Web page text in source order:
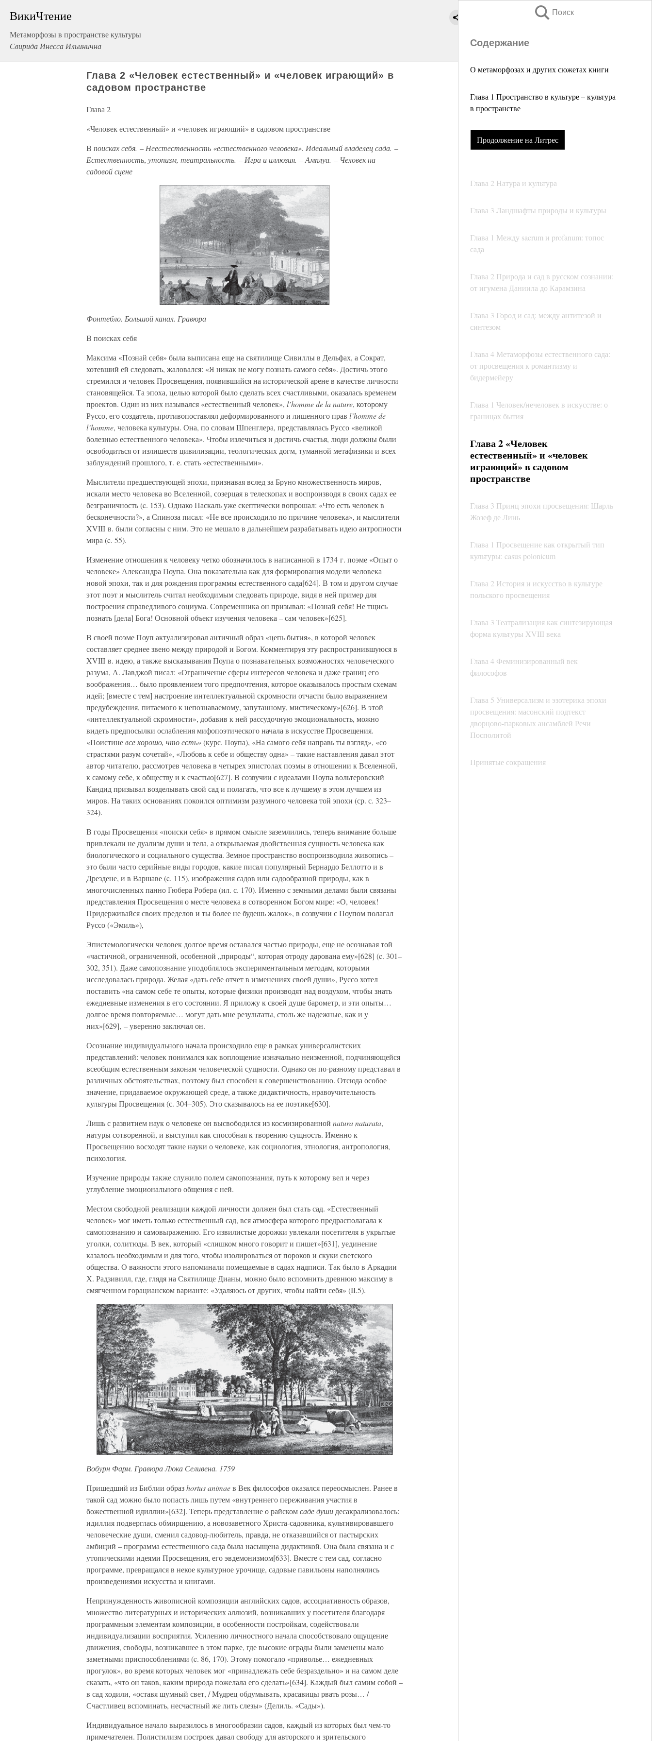
ВикиЧтение
Метаморфозы в пространстве культуры
Свирида Инесса Ильинична
Поиск
Содержание
О метаморфозах и других сюжетах книги
Глава 1 Пространство в культуре – культура
в пространстве
Продолжение на Литрес
Глава 2 Натура и культура
Глава 3 Ландшафты природы и культуры
Глава 1 Между sacrum и profanum: топос
сада
Глава 2 Природа и сад в русском сознании:
от игумена Даниила до Карамзина
Глава 3 Город и сад: между антитезой и
синтезом
Глава 4 Метаморфозы естественного сада:
от просвещения к романтизму и
бидермейеру
Глава 1 Человек/нечеловек в искусстве: о
границах бытия
Глава 2 «Человек
естественный» и «человек
играющий» в садовом
пространстве
Глава 3 Принц эпохи просвещения: Шарль
Жозеф де Линь
Глава 1 Просвещение как открытый тип
культуры: casus polonicum
Глава 2 История и искусство в культуре
польского просвещения
Глава 3 Театрализация как синтезирующая
форма культуры XVIII века
Глава 4 Феминизированный век
философов
Глава 5 Универсализм и эзотерика эпохи
просвещения: масонский подтекст
дворцово-парковых ансамблей Речи
Посполитой
Принятые сокращения
Глава 2 «Человек естественный» и «человек играющий» в
садовом пространстве
Глава 2
«Человек естественный» и «человек играющий» в садовом пространстве
В поисках себя. – Неестественность «естественного человека». Идеальный владелец сада. –
Естественность, утопизм, театральность. – Игра и иллюзия. – Амплуа. – Человек на
садовой сцене
Фонтебло. Большой канал. Гравюра
В поисках себя
Максима «Познай себя» была выписана еще на святилище Сивиллы в Дельфах, а Сократ,
хотевший ей следовать, жаловался: «Я никак не могу познать самого себя». Достичь этого
стремился и человек Просвещения, появившийся на исторической арене в качестве личности
становящейся. Та эпоха, целью которой было сделать всех счастливыми, оказалась временем
проектов. Один из них назывался «естественный человек», l’homme de la nature, которому
Руссо, его создатель, противопоставлял деформированного и лишенного прав l’homme de
l’homme, человека культуры. Она, по словам Шпенглера, представлялась Руссо «великой
болезнью естественного человека». Чтобы излечиться и достичь счастья, люди должны были
освободиться от излишеств цивилизации, теологических догм, туманной метафизики и всех
заблуждений прошлого, т. е. стать «естественными».
Мыслители предшествующей эпохи, признавая вслед за Бруно множественность миров,
искали место человека во Вселенной, созерцая в телескопах и воспроизводя в своих садах ее
безграничность (c. 153). Однако Паскаль уже скептически вопрошал: «Что есть человек в
бесконечности?», а Спиноза писал: «Не все происходило по причине человека», и мыслители
XVIII в. были согласны с ним. Это не мешало в дальнейшем разрабатывать идею антропности
мира (c. 55).
Изменение отношения к человеку четко обозначилось в написанной в 1734 г. поэме «Опыт о
человеке» Александра Поупа. Она показательна как для формирования модели человека
новой эпохи, так и для рождения программы естественного сада[624]. В том и другом случае
этот поэт и мыслитель считал необходимым следовать природе, видя в ней пример для
построения справедливого социума. Современника он призывал: «Познай себя! Не тщись
познать [дела] Бога! Основной объект изучения человека – сам человек»[625].
В своей поэме Поуп актуализировал античный образ «цепь бытия», в которой человек
составляет среднее звено между природой и Богом. Комментируя эту распространившуюся в
XVIII в. идею, а также высказывания Поупа о познавательных возможностях человеческого
разума, А. Лавджой писал: «Ограничение сферы интересов человека и даже границ его
воображения… было проявлением того предпочтения, которое оказывалось простым схемам
идей; [вместе с тем] настроение интеллектуальной скромности отчасти было выражением
предубеждения, питаемого к непознаваемому, запутанному, мистическому»[626]. В этой
«интеллектуальной скромности», добавив к ней рассудочную эмоциональность, можно
видеть предпосылки ослабления мифопоэтического начала в искусстве Просвещения.
«Поистиневсе хорошо, что есть»(курс. Поупа), «На самого себя направь ты взгляд», «со
страстями разум сочетай», «Любовь к себе и обществу одна» – такие наставления давал этот
автор читателю, рассмотрев человека в четырех эпистолах поэмы в отношении к Вселенной,
к самому себе, к обществу и к счастью[627]. В созвучии с идеалами Поупа вольтеровский
Кандид призывал возделывать свой сад и полагать, что все к лучшему в этом лучшем из
миров. На таких основаниях покоился оптимизм разумного человека той эпохи (ср. с. 323–
324).
В годы Просвещения «поиски себя» в прямом смысле заземлились, теперь внимание больше
привлекали не дуализм души и тела, а открываемая двойственная сущность человека как
биологического и социального существа. Земное пространство воспроизводила живопись –
это были часто серийные виды городов, какие писал популярный Бернардо Беллотто и в
Дрездене, и в Варшаве (c. 115), изображения садов или садообразной природы, как в
многочисленных панно Гюбера Робера (ил. с. 170). Именно с земными делами были связаны
представления Просвещения о месте человека в сотворенном Богом мире: «О, человек!
Придерживайся своих пределов и ты более не будешь жалок», в созвучии с Поупом полагал
Руссо («Эмиль»),
Эпистемологически человек долгое время оставался частью природы, еще не осознавая той
«частичной, ограниченной, особенной „природы“, которая отроду дарована ему»[628] (c. 301–
302, 351). Даже самопознание уподоблялось экспериментальным методам, которыми
исследовалась природа. Желая «дать себе отчет в изменениях своей души», Руссо хотел
поставить «на самом себе те опыты, которые физики производят над воздухом, чтобы знать
ежедневные изменения в его состоянии. Я приложу к своей душе барометр, и эти опыты…
долгое время повторяемые… могут дать мне результаты, столь же надежные, как и у
них»[629], – уверенно заключал он.
Осознание индивидуального начала происходило еще в рамках универсалистских
представлений: человек понимался как воплощение изначально неизменной, подчиняющейся
всеобщим естественным законам человеческой сущности. Однако он по-разному представал в
различных обстоятельствах, поэтому был способен к совершенствованию. Отсюда особое
значение, придаваемое окружающей среде, а также дидактичность, нравоучительность
культуры Просвещения (с. 304–305). Это сказывалось на ее поэтике[630].
Лишь с развитием наук о человеке он высвободился из космизированной natura naturata,
натуры сотворенной, и выступил как способная к творению сущность. Именно к
Просвещению восходят такие науки о человеке, как социология, этнология, антропология,
психология.
Изучение природы также служило полем самопознания, путь к которому вел и через
углубление эмоционального общения с ней.
Местом свободной реализации каждой личности должен был стать сад. «Естественный
человек» мог иметь только естественный сад, вся атмосфера которого предрасполагала к
самопознанию и самовыражению. Его извилистые дорожки увлекали посетителя в укрытые
уголки, солитюды. В век, который «слишком много говорит и пишет»[631], уединение
казалось необходимым и для того, чтобы изолироваться от пороков и скуки светского
общества. О важности этого напоминали помещаемые в садах надписи. Так было в Аркадии
Х. Радзивилл, где, глядя на Святилище Дианы, можно было вспомнить древнюю максиму в
смягченном горацианском варианте: «Удаляюсь от других, чтобы найти себя» (II.5).
Вобурн Фарм. Гравюра Люка Селивена. 1759
Пришедший из Библии образhortus animaeв Век философов оказался переосмыслен. Ранее в
такой сад можно было попасть лишь путем «внутреннего переживания участия в
божественной идиллии»[632]. Теперь представление о райскомсаде души десакрализовалось:
идиллия подверглась обмирщению, а новозаветного Христа-садовника, культивировавшего
человеческие души, сменил садовод-любитель, правда, не отказавшийся от пастырских
амбиций – программа естественного сада была насыщена дидактикой. Она была связана и с
утопическими идеями Просвещения, его эвдемонизмом[633]. Вместе с тем сад, согласно
программе, превращался в некое культурное урочище, садовые павильоны наполнялись
произведениями искусства и книгами.
Непринужденность живописной композиции английских садов, ассоциативность образов,
множество литературных и исторических аллюзий, возникавших у посетителя благодаря
программным элементам композиции, в особенности постройкам, содействовали
индивидуализации восприятия. Усилению личностного начала способствовало ощущение
движения, свободы, возникавшее в этом парке, где высокие ограды были заменены мало
заметными приспособлениями (c. 86, 170). Этому помогало «приволье… ежедневных
прогулок», во время которых человек мог «принадлежать себе безраздельно» и на самом деле
сказать, «что он таков, каким природа пожелала его сделать»[634]. Каждый был самим собой –
в сад ходили, «оставя шумный свет, / Мудрец обдумывать, красавицы рвать розы… /
Счастливец вспоминать, несчастный же лить слезы» (Делиль. «Сады»).
Индивидуальное начало выразилось в многообразии садов, каждый из которых был чем-то
примечателен. Полистилизм построек давал свободу для авторского и зрительского